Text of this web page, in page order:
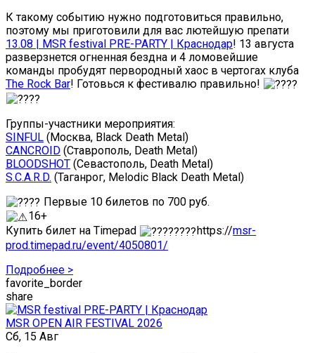
К такому событию нужно подготовиться правильно,
поэтому мы приготовили для вас лютейшую препати
13.08 | MSR festival PRE-PARTY | Краснодар! 13 августа
разверзнется огненная бездна и 4 ломовейшие
команды пробудят первородный хаос в чертогах клуба
The Rock Bar! Готовься к фестивалю правильно!
Группы-участники мероприятия:
SINFUL (Москва, Black Death Metal)
CANCROID (Ставрополь, Death Metal)
BLOODSHOT (Севастополь, Death Metal)
S.C.A.R.D. (Таганрог, Melodic Black Death Metal)
Первые 10 билетов по 700 руб.
16+
Купить билет на Timepad
https://msr-
prod.timepad.ru/event/4050801/
Подробнее >
favorite_border
share
MSR OPEN AIR FESTIVAL 2026
Сб, 15 Авг